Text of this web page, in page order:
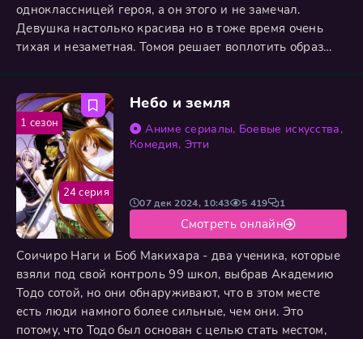
одноклассницей героя, а он этого и не замечал.
Девушка настолько красива но в тоже время очень
тихая и незаметная. Томоя решает воплотить образ
Небо и земля
Аниме сериалы, Боевые искусства,
Комедия, Этти
Соичиро Наги и Боб Макихара - два ученика, которые
взяли под свой контроль 99 школ, выбрав Академию
Тодо сотой, но они обнаруживают, что в этом месте
есть люди намного более сильные, чем они. Это
потому, что Тодо был основан с целью стать местом,
07 дек 2024, 10:43 5 419 1
Смотреть онлайн
24 серия
1 сезон